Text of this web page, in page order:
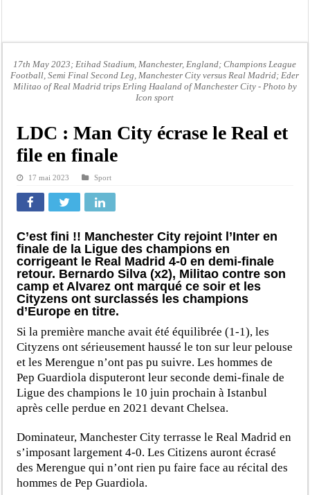
Un déficit de 128,9 milliards de francs CFA de la balance commerciale en juin
Scandale de pédophilie, acte contre nature : Un coach de football démasqué
Affaire Farba Ngom : La balle, dans le camp du procureur financier
Succession de Pape Thiaw : la bombe à retardement qui menace la FSF
17th May 2023; Etihad Stadium, Manchester, England; Champions League
Football, Semi Final Second Leg, Manchester City versus Real Madrid; Eder
Militao of Real Madrid trips Erling Haaland of Manchester City - Photo by
Icon sport
LDC : Man City écrase le Real et
file en finale
17 mai 2023 Sport
C’est fini !! Manchester City rejoint l’Inter en
finale de la Ligue des champions en
corrigeant le Real Madrid 4-0 en demi-finale
retour. Bernardo Silva (x2), Militao contre son
camp et Alvarez ont marqué ce soir et les
Cityzens ont surclassés les champions
d’Europe en titre.
Si la première manche avait été équilibrée (1-1), les
Cityzens ont sérieusement haussé le ton sur leur pelouse
et les Merengue n’ont pas pu suivre. Les hommes de
Pep Guardiola disputeront leur seconde demi-finale de
Ligue des champions le 10 juin prochain à Istanbul
après celle perdue en 2021 devant Chelsea.
Dominateur, Manchester City terrasse le Real Madrid en
s’imposant largement 4-0. Les Citizens auront écrasé
des Merengue qui n’ont rien pu faire face au récital des
hommes de Pep Guardiola.